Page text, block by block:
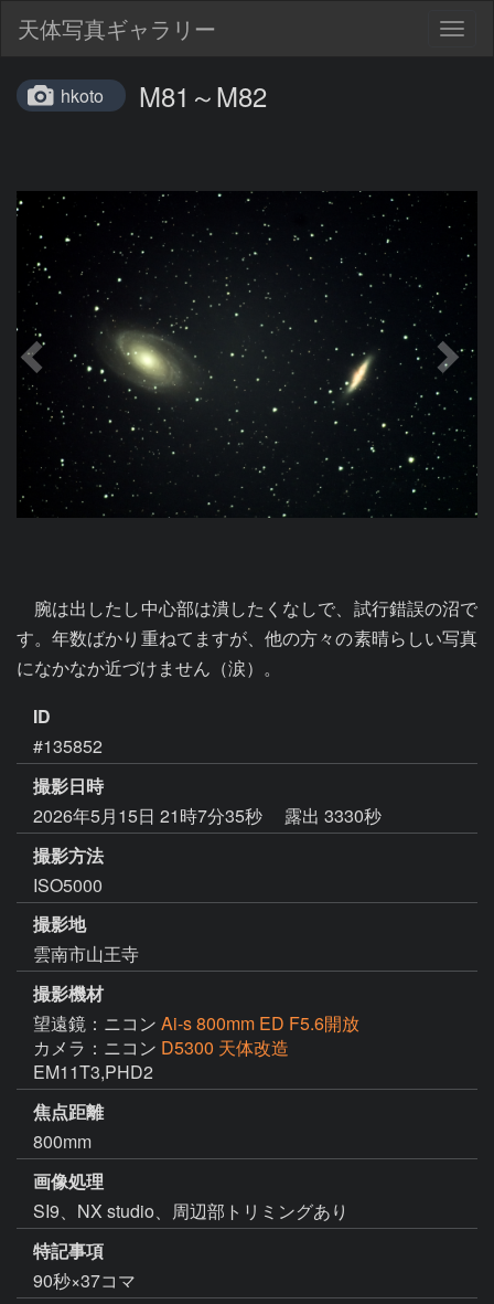
天体写真ギャラリー
hkoto M81～M82
腕は出したし中心部は潰したくなしで、試行錯誤の沼で
す。年数ばかり重ねてますが、他の方々の素晴らしい写真
になかなか近づけません（涙）。
ID
#135852
撮影日時
2026年5月15日 21時7分35秒
露出 3330秒
撮影方法
ISO5000
撮影地
雲南市山王寺
撮影機材
望遠鏡：ニコン Ai-s 800mm ED F5.6開放
カメラ：ニコン D5300 天体改造
EM11T3,PHD2
焦点距離
800mm
画像処理
SI9、NX studio、周辺部トリミングあり
特記事項
90秒×37コマ